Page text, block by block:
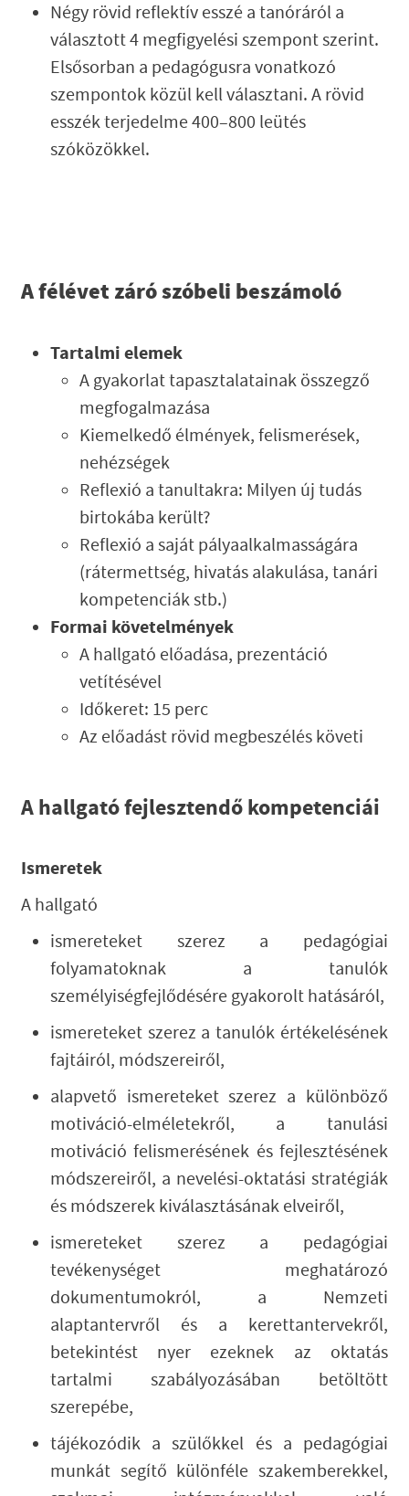
Négy rövid reflektív esszé a tanóráról a
választott 4 megfigyelési szempont szerint.
Elsősorban a pedagógusra vonatkozó
szempontok közül kell választani. A rövid
esszék terjedelme 400–800 leütés
szóközökkel.
A félévet záró szóbeli beszámoló
Tartalmi elemek
A gyakorlat tapasztalatainak összegző
megfogalmazása
Kiemelkedő élmények, felismerések,
nehézségek
Reflexió a tanultakra: Milyen új tudás
birtokába került?
Reflexió a saját pályaalkalmasságára
(rátermettség, hivatás alakulása, tanári
kompetenciák stb.)
Formai követelmények
A hallgató előadása, prezentáció
vetítésével
Időkeret: 15 perc
Az előadást rövid megbeszélés követi
A hallgató fejlesztendő kompetenciái
Ismeretek
A hallgató
ismereteket szerez a pedagógiai
folyamatoknak a tanulók
személyiségfejlődésére gyakorolt hatásáról,
ismereteket szerez a tanulók értékelésének
fajtáiról, módszereiről,
alapvető ismereteket szerez a különböző
motiváció-elméletekről, a tanulási
motiváció felismerésének és fejlesztésének
módszereiről, a nevelési-oktatási stratégiák
és módszerek kiválasztásának elveiről,
ismereteket szerez a pedagógiai
tevékenységet meghatározó
dokumentumokról, a Nemzeti
alaptantervről és a kerettantervekről,
betekintést nyer ezeknek az oktatás
tartalmi szabályozásában betöltött
szerepébe,
tájékozódik a szülőkkel és a pedagógiai
munkát segítő különféle szakemberekkel,